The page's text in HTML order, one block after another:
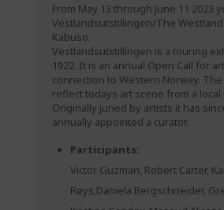
From May 13 through June 11 2023
Vestlandsutstillingen/The
Kabuso.
Vestlandsutstillingen is a touring
1922. It is an annual Open Call for
connection to Western Norway.
reflect todays art scene from a
Originally juried by artists it has
annually appointed a curator.
Participants:
Victor Guzman, Robert Carter,
Røys,Daniela Bergschneider,